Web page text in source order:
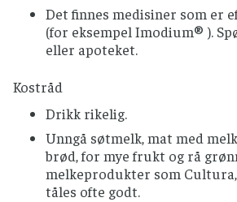
Det finnes medisiner som er
(for eksempel Imodium® ).
eller apoteket.
Kostråd
Drikk rikelig.
Unngå søtmelk, mat med
brød, for mye frukt og rå
melkeprodukter som
tåles ofte godt.